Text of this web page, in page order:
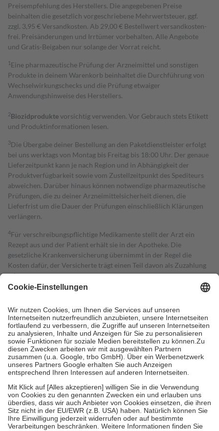
Preisempfehlung des Herstellers. Die angegebenen Preise
beinhalten die gesetzlich vorgeschriebene Mehrwertsteuer, ggf.
zzgl. 3,95 € Versandkosten. Ab 29,00 € Bestell­wert versand­kosten­
frei. Preisänderungen und Irrtümer vorbehalten. Alle Angebote
und Gratis-Beigaben nur solange der Vorrat reicht.
1 Eine pharmazeutische Prüfung der Arzneimittel und sonstigen
Produkte in deinem Warenkorb beinhaltet die Durchführung von
Wechselwirkungschecks und die Prüfung etwaiger
Anwendungshinweise des Herstellers.
2Biozidproduktevorsichtig verwenden. Vor Gebrauch stets Etikett
und Produktinformationen lesen.
3Die Übergabe deiner Bestellung an den Paketdienstleister erfolgt
bei uns werktags von Montag bis Freitag bis 18:00 Uhr. Der genaue
Lieferzeitpunkt kann je nach Region und in Abhängigkeit der
Produktverfügbarkeit sowie vom Zustellzeitpunkt des Spediteurs
abweichen. Darüber hinaus können notwendige pharmazeutische
Prüfungen, die zu deiner Arzneimittelsicherheit dienen, die
Lieferfrist um die Dauer der Prüfungen einschließlich Klärungen
verlängern.
4Für verschreibungspflichtige Medikamente stellt der Arzt ein
Rezept aus und der Patient erhält sie in der Apotheke. Die
gesetzliche Krankenversicherung übernimmt in der Regel die
Kosten dafür, der Versicherte trägt einen Teil davon als Zuzahlung
mit.
Grundsätzlich leisten Mitglieder Zuzahlungen in Höhe von zehn
höchstens zehn Euro.
Es sind jedoch nie mehr als die tatsächlichen
Kosten der Leistung zu entrichten.
Diese Regeln gelten grundsätzlich auch für Online-Apotheken.
Bei Heilmitteln und häuslicher Krankenpflege beträgt die
Zuzahlung zehn Prozent der Kosten sowie zehn Euro je
Verordnung.
Um das Engagement der Versicherten für ihre eigene Gesundheit zu
stärken und die besondere Stellung der Familie zu unterstützen,
fallenkeine Zuzahlungenan bei:
• Kindern und Jugendlichen bis zum vollendeten 18. Lebensjahr
mit Ausnahme der Fahrkosten
• Untersuchungen zur Vorsorge und Früherkennung, die von der
GKV getragen werden